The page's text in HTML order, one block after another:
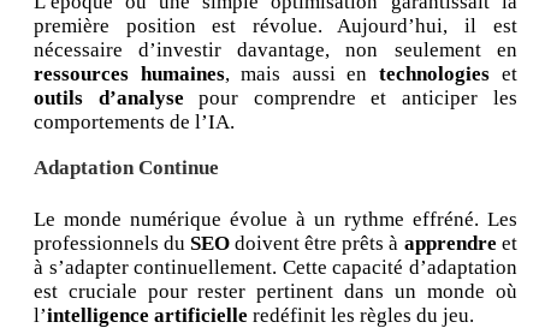
première position est révolue. Aujourd’hui, il est
nécessaire d’investir davantage, non seulement en
ressources humaines, mais aussi entechnologies et
outils d’analyse pour comprendre et anticiper les
comportements de l’IA.
Adaptation Continue
Le monde numérique évolue à un rythme effréné. Les
professionnels duSEO doivent être prêts à apprendre et
à s’adapter continuellement. Cette capacité d’adaptation
est cruciale pour rester pertinent dans un monde où
l’intelligence artificielle redéfinit les règles du jeu.